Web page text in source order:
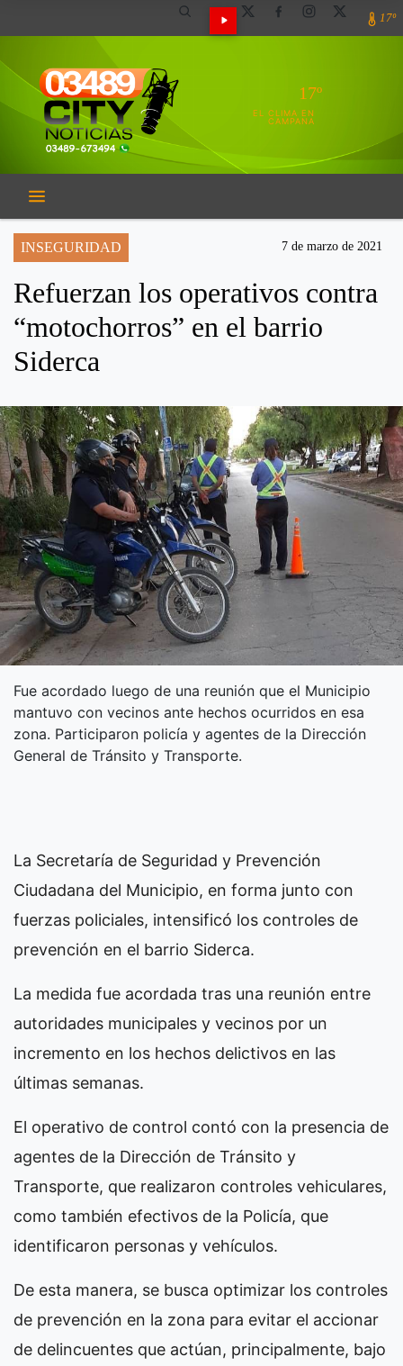
17º
17º
EL CLIMA EN
CAMPANA
INSEGURIDAD 7 de marzo de 2021
Refuerzan los operativos contra
“motochorros” en el barrio
Siderca
Fue acordado luego de una reunión que el Municipio
mantuvo con vecinos ante hechos ocurridos en esa
zona. Participaron policía y agentes de la Dirección
General de Tránsito y Transporte.
La Secretaría de Seguridad y Prevención
Ciudadana del Municipio, en forma junto con
fuerzas policiales, intensificó los controles de
prevención en el barrio Siderca.
La medida fue acordada tras una reunión entre
autoridades municipales y vecinos por un
incremento en los hechos delictivos en las
últimas semanas.
El operativo de control contó con la presencia de
agentes de la Dirección de Tránsito y
Transporte, que realizaron controles vehiculares,
como también efectivos de la Policía, que
identificaron personas y vehículos.
De esta manera, se busca optimizar los controles
de prevención en la zona para evitar el accionar
de delincuentes que actúan, principalmente, bajo